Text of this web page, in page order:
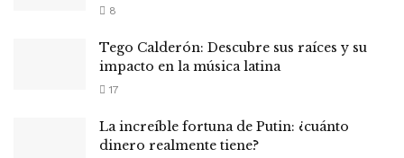
8
Tego Calderón: Descubre sus raíces y su
impacto en la música latina
17
La increíble fortuna de Putin: ¿cuánto
dinero realmente tiene?